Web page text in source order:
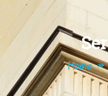
Home